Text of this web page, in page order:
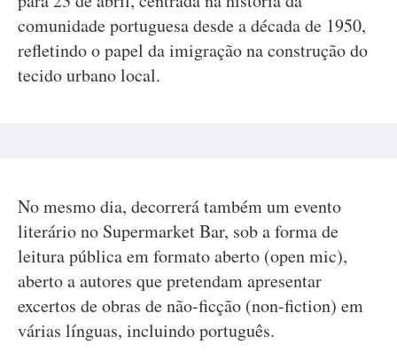
comunidade portuguesa desde a década de 1950,
refletindo o papel da imigração na construção do
tecido urbano local.
No mesmo dia, decorrerá também um evento
literário no Supermarket Bar, sob a forma de
leitura pública em formato aberto (open mic),
aberto a autores que pretendam apresentar
excertos de obras de não-ficção (non-fiction) em
várias línguas, incluindo português.